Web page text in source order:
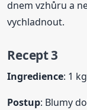
dnem vzhůru a
vychladnout.
Recept 3
Ingredience: 1
Postup: Blumy